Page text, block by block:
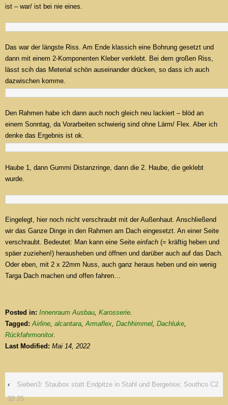
ist – war/ ist bei nie eines.
Das war der längste Riss. Am Ende klassich eine Bohrung gesetzt und
dann mit einem 2-Komponenten Kleber verklebt. Bei dem großen Riss,
lässt scih das Meterial schön auseinander drücken, so dass ich auch
dazwischen komme.
Den Rahmen habe ich dann auch noch gleich neu lackiert – blöd an
einem Sonntag, da Vorarbeiten schwierig sind ohne Lärm/ Flex. Aber ich
denke das Ergebnis ist ok.
Haube 1, dann Gummi Distanzringe, dann die 2. Haube, die geklebt
wurde.
Eingelegt, hier noch nicht verschraubt mit der Außenhaut. Anschließend
wir das Ganze Dinge in den Rahmen am Dach eingesetzt. An einer Seite
verschraubt. Bedeutet: Man kann eine Seite einfach (= kräftig heben und
späer zuziehen!) herausheben und öffnen und darüber auch auf das Dach.
Oder eben, mit 2 x 22mm Nuss, auch ganz heraus heben und ein wenig
Targa Dach machen und offen fahren…
Posted in: Innenraum Ausbau, Karosserie.
Tagged:Airline, alcantara,Armaflex, Dachhimmel, Dachluke,
Rückfahrmonitor.
Last Modified: Mai 14, 2022
‹
Sieben3: Staubox statt Endpitze in Stahl und Bergeöse; Southco C2
32 25